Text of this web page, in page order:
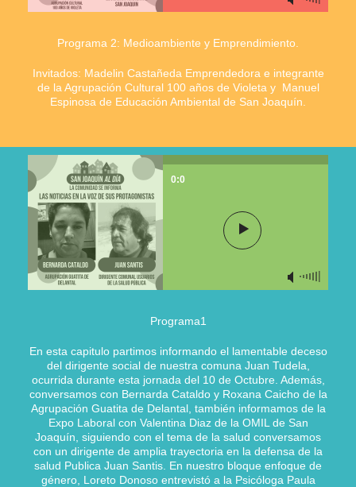
Programa 2: Medioambiente y Emprendimiento.
Invitados: Madelin Castañeda Emprendedora e integrante
de la Agrupación Cultural 100 años de Violeta y Manuel
Espinosa de Educación Ambiental de San Joaquín.
0:0
Programa1
En esta capitulo partimos informando el lamentable deceso
del dirigente social de nuestra comuna Juan Tudela,
ocurrida durante esta jornada del 10 de Octubre. Además,
conversamos con Bernarda Cataldo y Roxana Caicho de la
Agrupación Guatita de Delantal, también informamos de la
Expo Laboral con Valentina Diaz de la OMIL de San
Joaquín, siguiendo con el tema de la salud conversamos
con un dirigente de amplia trayectoria en la defensa de la
salud Publica Juan Santis. En nuestro bloque enfoque de
género, Loreto Donoso entrevistó a la Psicóloga Paula